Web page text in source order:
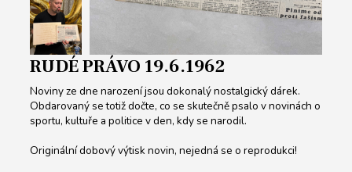
RUDÉ PRÁVO 19.6.1962
Noviny ze dne narození jsou dokonalý nostalgický dárek.
Obdarovaný se totiž dočte, co se skutečně psalo v novinách o
sportu, kultuře a politice v den, kdy se narodil.
Originální dobový výtisk novin, nejedná se o reprodukci!